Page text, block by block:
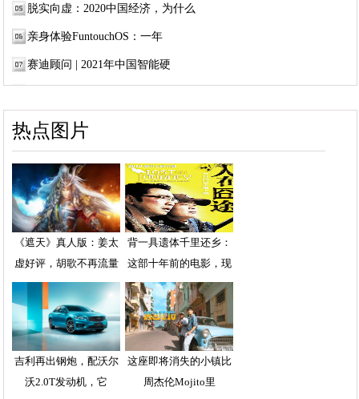
脱实向虚：2020中国经济，为什么
亲身体验FuntouchOS：一年
赛迪顾问 | 2021年中国智能硬
热点图片
《遮天》真人版：姜太
虚好评，胡歌不再流量
背一具遗体千里还乡：
这部十年前的电影，现
吉利再出钢炮，配沃尔
沃2.0T发动机，它
这座即将消失的小镇比
周杰伦Mojito里